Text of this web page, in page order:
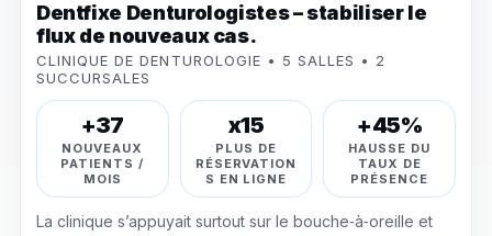
Dentfixe Denturologistes – stabiliser le
flux de nouveaux cas.
CLINIQUE DE DENTUROLOGIE • 5 SALLES • 2
SUCCURSALES
+37
NOUVEAUX
PATIENTS /
MOIS
x15
PLUS DE
RÉSERVATION
S EN LIGNE
+45%
HAUSSE DU
TAUX DE
PRÉSENCE
La clinique s’appuyait surtout sur le bouche‑à‑oreille et